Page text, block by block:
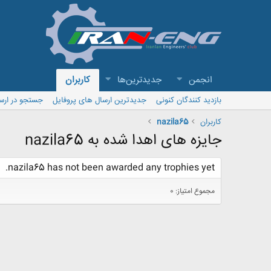
انجمن جدیدترین‌ها کاربران
بازدید کنندگان کنونی جدیدترین ارسال های پروفایل
جستجو در
کاربران
nazila65
جایزه های اهدا شده به nazila65
nazila65 has not been awarded any trophies yet.
مجموع امتیاز: 0